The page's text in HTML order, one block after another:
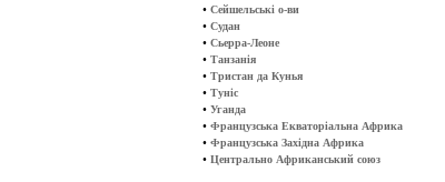
• Сейшельські о-ви
• Судан
• Сьерра-Леоне
• Танзанія
• Тристан да Кунья
• Туніс
• Уганда
• Французська Екваторіальна Африка
• Французська Західна Африка
• Центрально Африканський союз